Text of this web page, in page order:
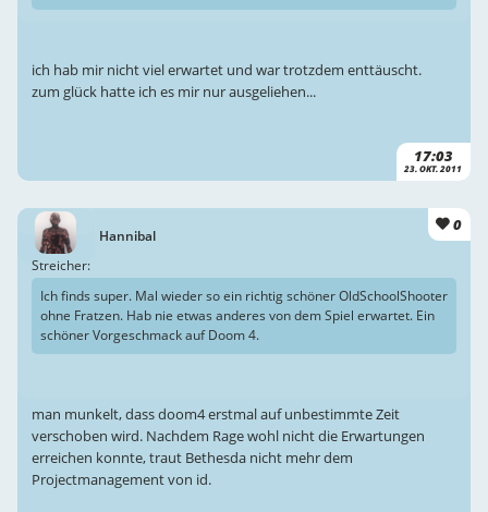
17:03
23. OKT. 2011
ich hab mir nicht viel erwartet und war trotzdem enttäuscht.
zum glück hatte ich es mir nur ausgeliehen...
Hannibal
0
Streicher:
Ich finds super. Mal wieder so ein richtig schöner OldSchoolShooter
ohne Fratzen. Hab nie etwas anderes von dem Spiel erwartet. Ein
schöner Vorgeschmack auf Doom 4.
man munkelt, dass doom4 erstmal auf unbestimmte Zeit
verschoben wird. Nachdem Rage wohl nicht die Erwartungen
erreichen konnte, traut Bethesda nicht mehr dem
Projectmanagement von id.